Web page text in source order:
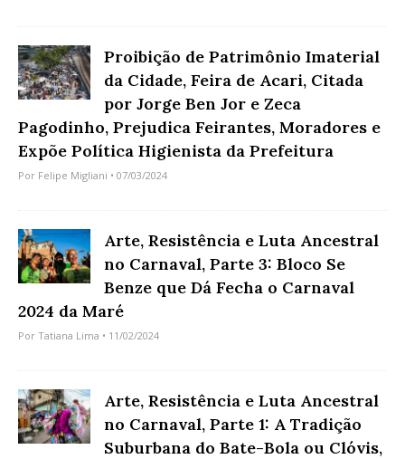
Proibição de Patrimônio Imaterial
da Cidade, Feira de Acari, Citada
por Jorge Ben Jor e Zeca
Pagodinho, Prejudica Feirantes, Moradores e
Expõe Política Higienista da Prefeitura
Por Felipe Migliani • 07/03/2024
Arte, Resistência e Luta Ancestral
no Carnaval, Parte 3: Bloco Se
Benze que Dá Fecha o Carnaval
2024 da Maré
Por Tatiana Lima • 11/02/2024
Arte, Resistência e Luta Ancestral
no Carnaval, Parte 1: A Tradição
Suburbana do Bate-Bola ou Clóvis,